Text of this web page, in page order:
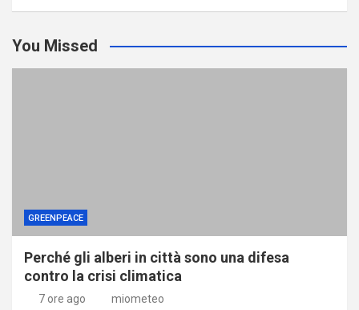
You Missed
GREENPEACE
Perché gli alberi in città sono una difesa
contro la crisi climatica
7 ore ago miometeo